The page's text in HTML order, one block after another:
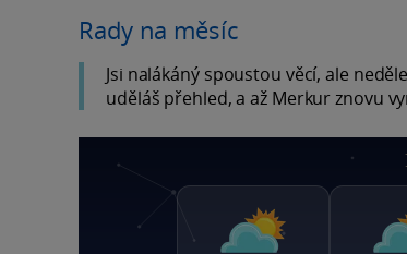
Rady na měsíc
Jsi nalákáný spoustou věcí, ale
uděláš přehled, a až Merkur znovu